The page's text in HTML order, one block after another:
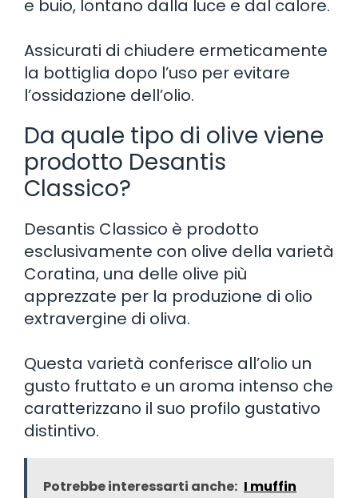
e buio, lontano dalla luce e dal calore.
Assicurati di chiudere ermeticamente
la bottiglia dopo l’uso per evitare
l’ossidazione dell’olio.
Da quale tipo di olive viene
prodotto Desantis
Classico?
Desantis Classico è prodotto
esclusivamente con olive della varietà
Coratina, una delle olive più
apprezzate per la produzione di olio
extravergine di oliva.
Questa varietà conferisce all’olio un
gusto fruttato e un aroma intenso che
caratterizzano il suo profilo gustativo
distintivo.
Potrebbe interessarti anche: I muffin